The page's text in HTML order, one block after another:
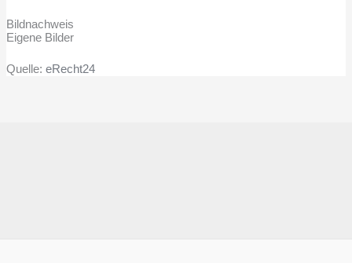
Bildnachweis
Eigene Bilder
Quelle: eRecht24